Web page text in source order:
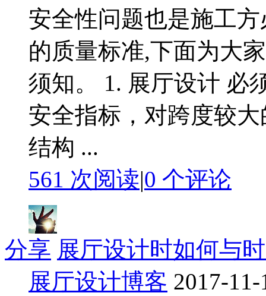
安全性问题也是施工
的质量标准,下面为大
须知。 1. 展厅设计 必
安全指标，对跨度较
结构 ...
561 次阅读|0 个评论
分享 展厅设计时如何与
展厅设计博客 2017-